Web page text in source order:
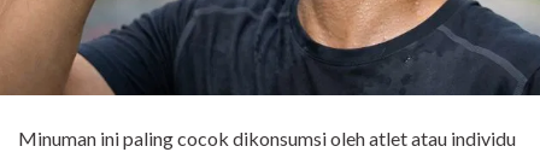
Minuman ini paling cocok dikonsumsi oleh atlet atau individu